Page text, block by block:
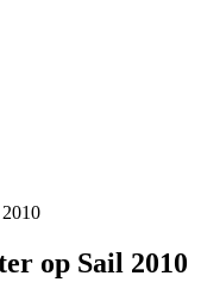
op Sail 2010